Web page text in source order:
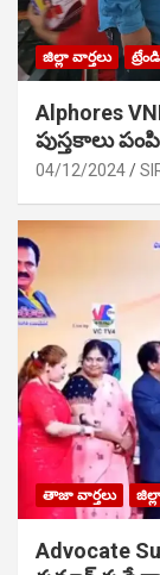
జిల్లా వార్తలు
Alphores
పుస్తకాలు
04/12/2024
తాజా వార్తలు
Advocate